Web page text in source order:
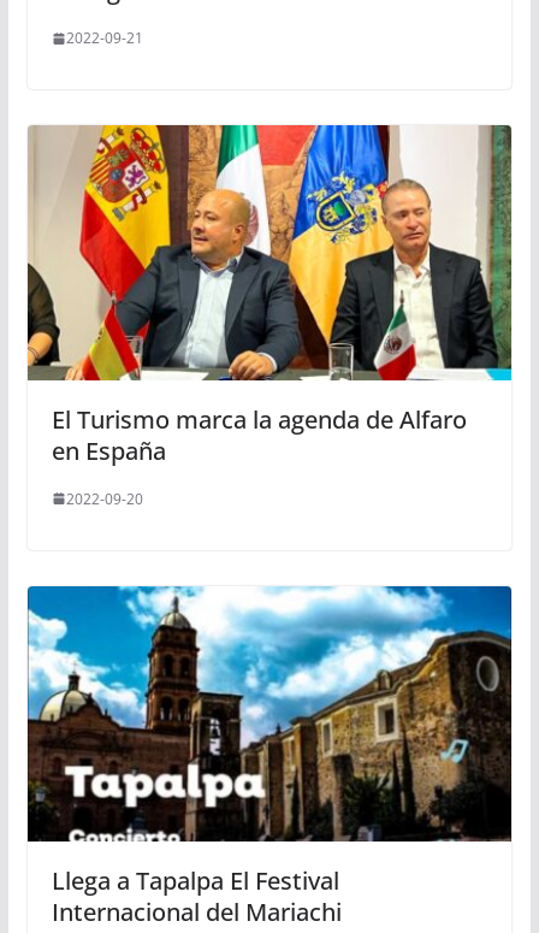
2022-09-21
El Turismo marca la agenda de Alfaro
en España
2022-09-20
Llega a Tapalpa El Festival
Internacional del Mariachi